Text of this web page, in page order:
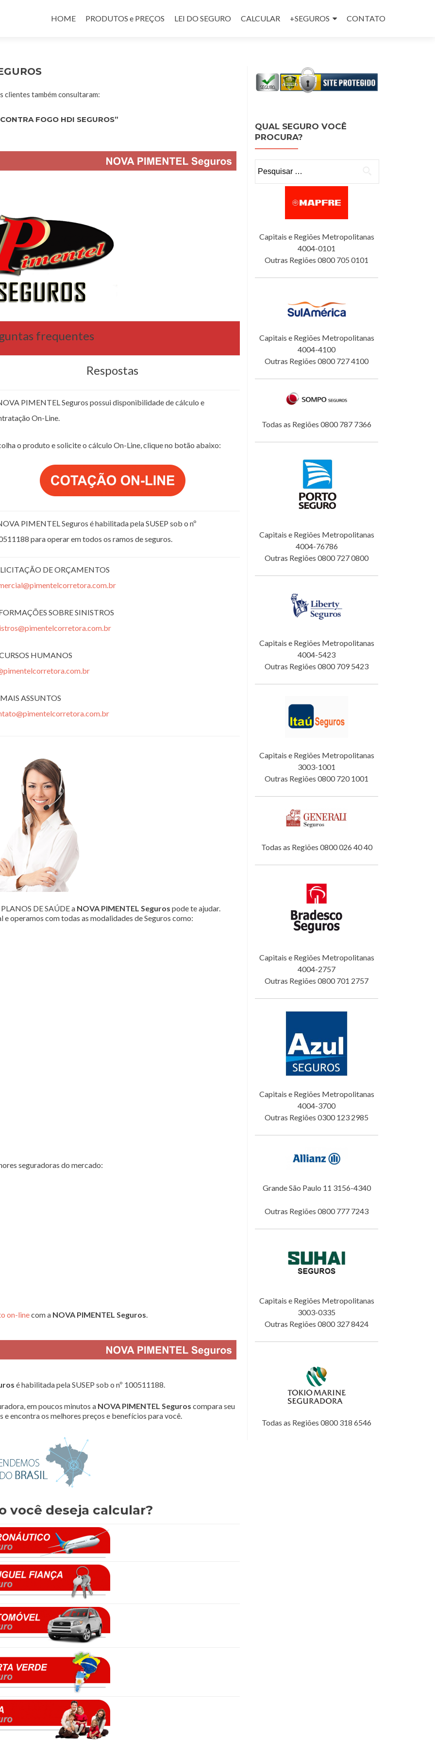
HOME
PRODUTOS e PREÇOS LEI DO SEGURO CALCULAR +SEGUROS CONTATO
clientes também consultaram:
FOGO HDI SEGUROS”
frequentes
Respostas
PIMENTEL Seguros possui disponibilidade de cálculo e
On-Line.
o produto e solicite o cálculo On-Line, clique no botão abaixo:
PIMENTEL Seguros é habilitada pela SUSEP sob o nº
para operar em todos os ramos de seguros.
DE ORÇAMENTOS
SOBRE SINISTROS
HUMANOS
ASSUNTOS
DE SAÚDE a NOVA PIMENTEL Seguros pode te ajudar.
operamos com todas as modalidades de Seguros como:
seguradoras do mercado:
on-linecom a NOVA PIMENTEL Seguros.
é habilitada pela SUSEP sob o nº 100511188.
em poucos minutos a NOVA PIMENTEL Seguros compara seu
e encontra os melhores preços e benefícios para você.
você deseja calcular?
QUAL SEGURO VOCÊ
PROCURA?
Capitais e Regiões Metropolitanas
4004-0101
Outras Regiões 0800 705 0101
Capitais e Regiões Metropolitanas
4004-4100
Outras Regiões 0800 727 4100
Todas as Regiões 0800 787 7366
Capitais e Regiões Metropolitanas
4004-76786
Outras Regiões 0800 727 0800
Capitais e Regiões Metropolitanas
4004-5423
Outras Regiões 0800 709 5423
Capitais e Regiões Metropolitanas
3003-1001
Outras Regiões 0800 720 1001
Todas as Regiões 0800 026 40 40
Capitais e Regiões Metropolitanas
4004-2757
Outras Regiões 0800 701 2757
Capitais e Regiões Metropolitanas
4004-3700
Outras Regiões 0300 123 2985
Grande São Paulo 11 3156-4340
Outras Regiões 0800 777 7243
Capitais e Regiões Metropolitanas
3003-0335
Outras Regiões 0800 327 8424
Todas as Regiões 0800 318 6546